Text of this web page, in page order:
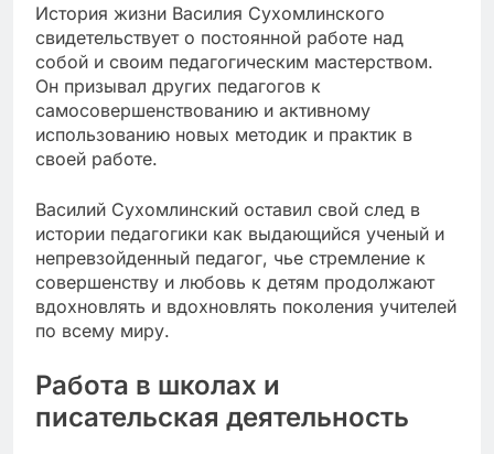
История жизни Василия Сухомлинского
свидетельствует о постоянной работе над
собой и своим педагогическим мастерством.
Он призывал других педагогов к
самосовершенствованию и активному
использованию новых методик и практик в
своей работе.
Василий Сухомлинский оставил свой след в
истории педагогики как выдающийся ученый и
непревзойденный педагог, чье стремление к
совершенству и любовь к детям продолжают
вдохновлять и вдохновлять поколения учителей
по всему миру.
Работа в школах и
писательская деятельность